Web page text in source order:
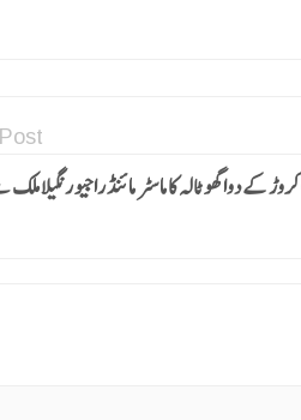
ریکھا سرکار میں 650کروڑ کے دوا گھوٹالہ کا ماسٹر مائنڈ راجیو رنگیلا